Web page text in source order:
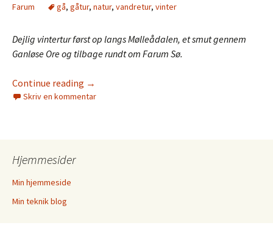
Farum
gå, gåtur, natur, vandretur, vinter
Dejlig vintertur først op langs Mølleådalen, et smut gennem
Ganløse Ore og tilbage rundt om Farum Sø.
Continue reading →
Skriv en kommentar
Hjemmesider
Min hjemmeside
Min teknik blog